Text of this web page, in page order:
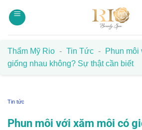
qua
Thẩm Mỹ Rio - Tin Tức -
Phun môi
giống nhau không? Sự thật cần biết
Tin tức
Phun môi với xăm môi có